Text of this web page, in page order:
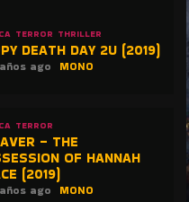
TERROR THRILLER
DEATH DAY 2U (2019)
ago MONO
TERROR
– THE
OF HANNAH
(2019)
ago MONO